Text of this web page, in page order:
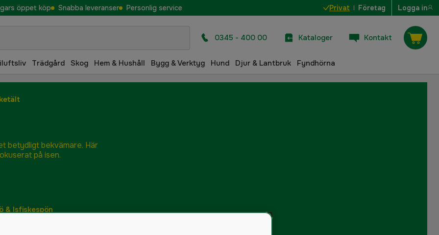
öppet köp Snabba leveranser Personlig service Privat Företag Logga in
0345 - 400 00 Kataloger Kontakt
Trädgård Skog Hem & Hushåll Bygg & Verktyg Hund Djur & Lantbruk Fyndhörna
betydligt bekvämare. Här
på isen.
& Isfiskespön